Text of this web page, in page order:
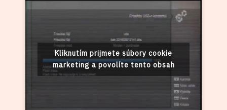
Kliknutím prijmete súbory cookie
marketing a povolíte tento obsah